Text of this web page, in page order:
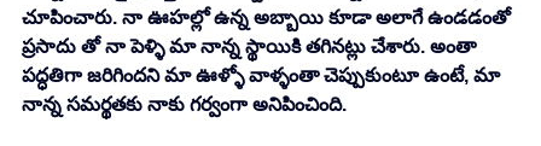
చూపించారు. నా ఊహల్లో ఉన్న అబ్బాయి కూడా అలాగే ఉండడంతో
ప్రసాదు తో నా పెళ్ళి మా నాన్న స్థాయికి తగినట్లు చేశారు. అంతా
పద్ధతిగా జరిగిందని మా ఊళ్ళో వాళ్ళంతా చెప్పుకుంటూ ఉంటే, మా
నాన్న సమర్థతకు నాకు గర్వంగా అనిపించింది.